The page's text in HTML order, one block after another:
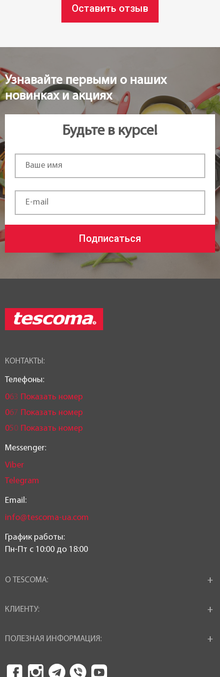
Длина:
20 см
Статус товара:
Чехия
Оставить отзыв
Узнавайте первыми о наших
новинках и акциях
Будьте в курсе!
Подписаться
КОНТАКТЫ:
Телефоны:
063 Показать номер
067 Показать номер
050 Показать номер
Messenger:
Viber
Telegram
Email:
info@tescoma-ua.com
График работы:
Пн-Пт c 10:00 до 18:00
О TESCOMA:
КЛИЕНТУ:
ПОЛЕЗНАЯ ИНФОРМАЦИЯ: